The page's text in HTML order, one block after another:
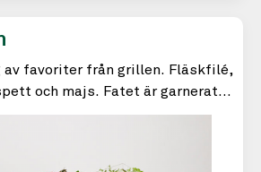
av favoriter från grillen. Fläskfilé,
och majs. Fatet är garnerat
frukter.